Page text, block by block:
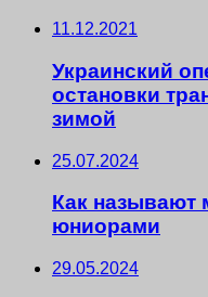
11.12.2021
Украинский
остановки
зимой
25.07.2024
Как называют
юниорами
29.05.2024